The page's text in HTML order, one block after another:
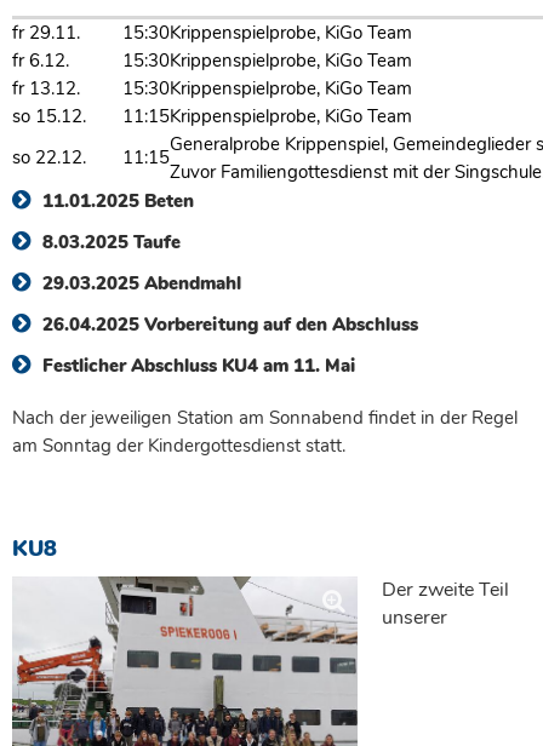
fr 29.11. 15:30Krippenspielprobe, KiGo Team
fr 6.12.
15:30Krippenspielprobe, KiGo Team
fr 13.12.
15:30Krippenspielprobe, KiGo Team
so 15.12.
11:15Krippenspielprobe, KiGo Team
so 22.12.
11:15
Generalprobe Krippenspiel, Gemeindeglieder
Zuvor Familiengottesdienst mit der
11.01.2025 Beten
8.03.2025 Taufe
29.03.2025 Abendmahl
26.04.2025 Vorbereitung auf den Abschluss
Festlicher Abschluss KU4 am 11. Mai
Nach der jeweiligen Station am Sonnabend findet in der Regel
am Sonntag der Kindergottesdienst statt.
KU8
Der zweite Teil
unserer